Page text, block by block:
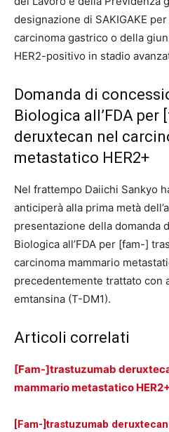
designazione di SAKIGAKE
carcinoma gastrico o della
HER2-positivo in stadio
Domanda di
Biologica all’FDA
deruxtecan nel
metastatico HER2+
Nel frattempo Daiichi Sankyo
anticiperà alla prima metà
presentazione della domanda
Biologica all’FDA per [fam-]
carcinoma mammario
precedentemente trattato con
emtansina (T-DM1).
Articoli correlati
[Fam-]trastuzumab
mammario metastatico HER2+
[Fam-]trastuzumab